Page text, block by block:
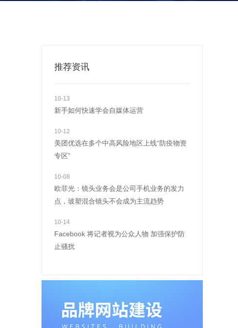
推荐资讯
10-13
新手如何快速学会自媒体运营
10-12
美团优选在多个中高风险地区上线“防疫物资
专区”
10-08
欧菲光：镜头业务会是公司手机业务的发力
点，玻塑混合镜头不会成为主流趋势
10-14
Facebook 将记者视为公众人物 加强保护防
止骚扰